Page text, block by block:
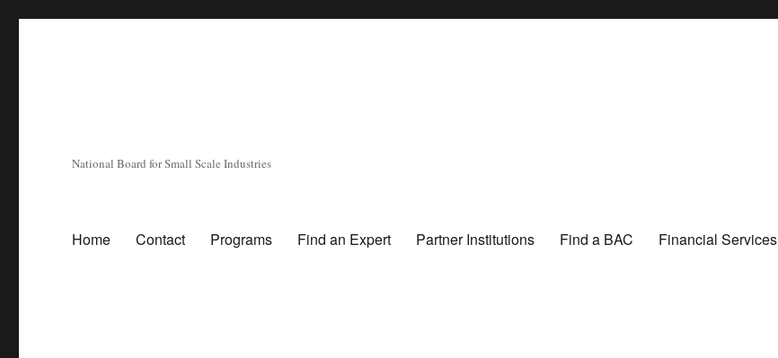
National Board for Small Scale Industries
Home Contact Programs Find an Expert Partner Institutions Find a BAC Financial Services